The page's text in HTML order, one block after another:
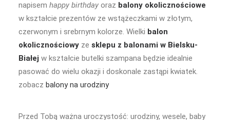
napisem happy birthday oraz balony okolicznościowe
w kształcie prezentów ze wstążeczkami w złotym,
czerwonym i srebrnym kolorze. Wielki balon
okolicznościowy ze sklepu z balonami w Bielsku-
Białej w kształcie butelki szampana będzie idealnie
pasować do wielu okazji i doskonale zastąpi kwiatek.
zobacz balony na urodziny
Przed Tobą ważna uroczystość: urodziny, wesele, baby